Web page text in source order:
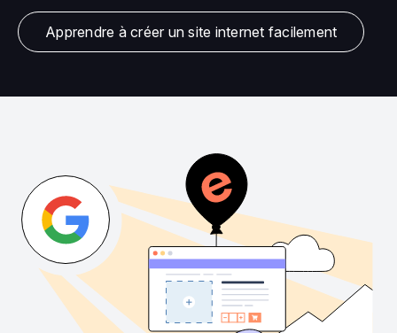
Apprendre à créer un site internet facilement